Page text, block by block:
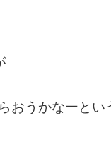
おうかなーと